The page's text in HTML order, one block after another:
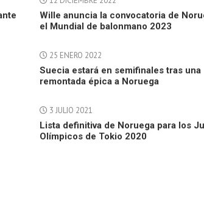
Wille anuncia la convocatoria de
el Mundial de balonmano 2023
25 ENERO 2022
Suecia estará en semifinales tras una
remontada épica a Noruega
3 JULIO 2021
Lista definitiva de Noruega para los
Olímpicos de Tokio 2020